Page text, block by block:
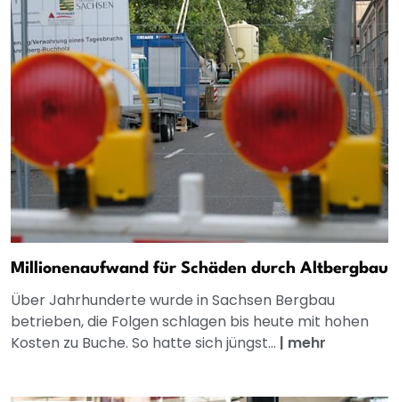
Millionenaufwand für Schäden durch Altbergbau
Über Jahrhunderte wurde in Sachsen Bergbau
betrieben, die Folgen schlagen bis heute mit hohen
Kosten zu Buche. So hatte sich jüngst... | mehr